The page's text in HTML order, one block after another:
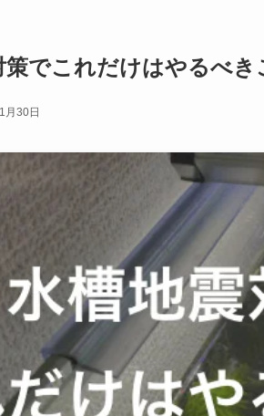
策でこれだけはやるべき
月30日